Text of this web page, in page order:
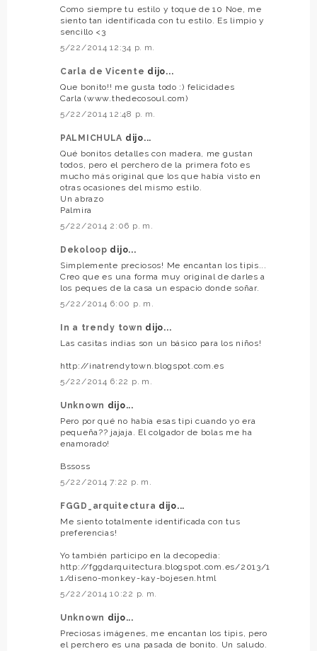
Como siempre tu estilo y toque de 10 Noe, me
siento tan identificada con tu estilo. Es limpio y
sencillo <3
5/22/2014 12:34 p. m.
Carla de Vicente dijo...
Que bonito!! me gusta todo :) felicidades
Carla (www.thedecosoul.com)
5/22/2014 12:48 p. m.
PALMICHULA dijo...
Qué bonitos detalles con madera, me gustan
todos, pero el perchero de la primera foto es
mucho más original que los que había visto en
otras ocasiones del mismo estilo.
Un abrazo
Palmira
5/22/2014 2:06 p. m.
Dekoloop dijo...
Simplemente preciosos! Me encantan los tipis...
Creo que es una forma muy original de darles a
los peques de la casa un espacio donde soñar.
5/22/2014 6:00 p. m.
In a trendy town dijo...
Las casitas indias son un básico para los niños!
http://inatrendytown.blogspot.com.es
5/22/2014 6:22 p. m.
Unknown dijo...
Pero por qué no había esas tipi cuando yo era
pequeña?? jajaja. El colgador de bolas me ha
enamorado!
Bssoss
5/22/2014 7:22 p. m.
FGGD_arquitectura dijo...
Me siento totalmente identificada con tus
preferencias!
Yo también participo en la decopedia:
http://fggdarquitectura.blogspot.com.es/2013/1
1/diseno-monkey-kay-bojesen.html
5/22/2014 10:22 p. m.
Unknown dijo...
Preciosas imágenes, me encantan los tipis, pero
el perchero es una pasada de bonito. Un saludo.